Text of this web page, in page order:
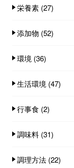
栄養素 (27)
添加物 (52)
環境 (36)
生活環境 (47)
行事食 (2)
調味料 (31)
調理方法 (22)